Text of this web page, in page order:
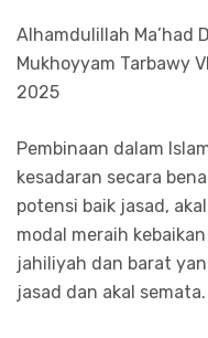
Alhamdulillah Ma’had
Mukhoyyam Tarbawy
2025
Pembinaan dalam
kesadaran secara
potensi baik jasad,
modal meraih
jahiliyah dan barat
jasad dan akal semata.